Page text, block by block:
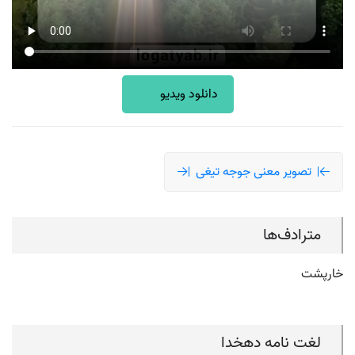
دانلود ویدیو
تصویر معنی جوجه تیغی
مترادف‌ها
خارپشت
لغت نامه دهخدا